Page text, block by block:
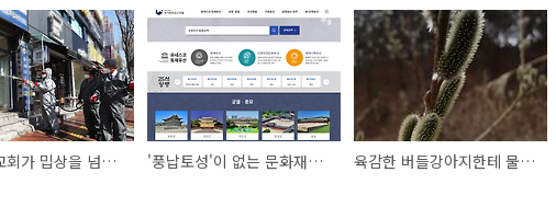
종교가, 교회가 밉상을 넘어 증오인 시대 '풍납토성'이 없는 문화재청 국가문화유산포털 육감한 버들강아지한테 물은 말